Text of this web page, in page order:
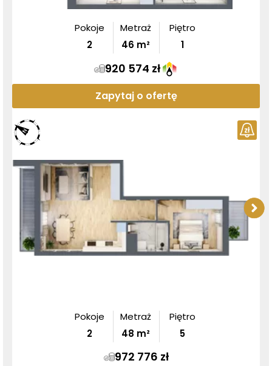
Pokoje
2
Metraż
46 m²
Piętro
1
920 574 zł
Zapytaj o ofertę
Pokoje
2
Metraż
48 m²
Piętro
5
972 776 zł